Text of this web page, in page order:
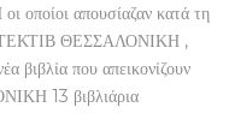
απουσίαζαν κατά τη
ΘΕΣΣΑΛΟΝΙΚΗ ,
που απεικονίζουν
13 βιβλιάρια